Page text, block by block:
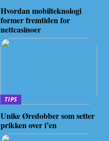
Hvordan mobilteknologi
former fremtiden for
nettcasinoer
TIPS
Unike Øredobber som setter
prikken over i’en